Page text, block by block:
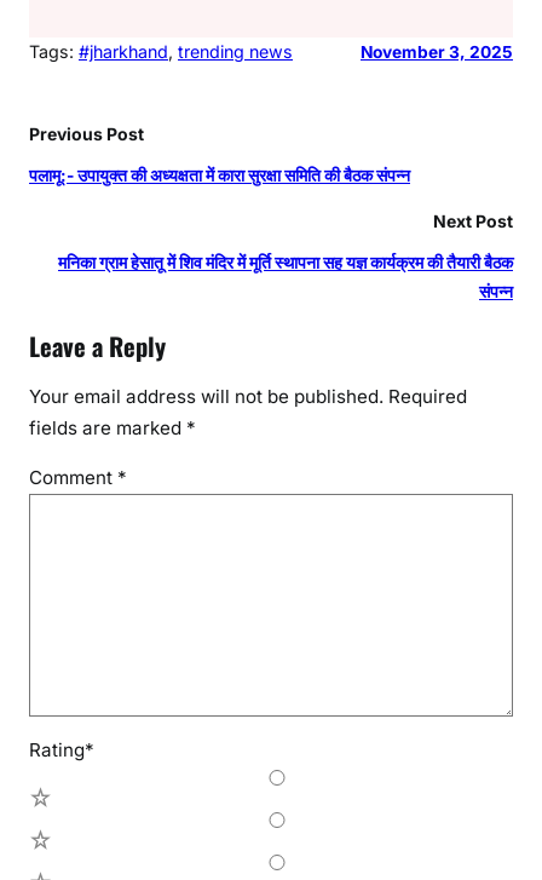
Tags: #jharkhand, trending news November 3, 2025
Previous Post
पलामू:- उपायुक्त की अध्यक्षता में कारा सुरक्षा समिति की बैठक संपन्न
Next Post
मनिका ग्राम हेसातू में शिव मंदिर में मूर्ति स्थापना सह यज्ञ कार्यक्रम की तैयारी बैठक
संपन्न
Leave a Reply
Your email address will not be published. Required
fields are marked *
Comment *
Rating*